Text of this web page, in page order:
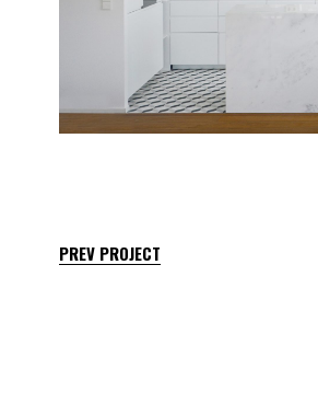
PREV PROJECT